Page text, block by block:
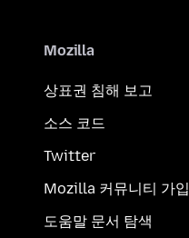
Mozilla
상표권 침해 보고
소스 코드
Twitter
Mozilla 커뮤니티 가입
도움말 문서 탐색